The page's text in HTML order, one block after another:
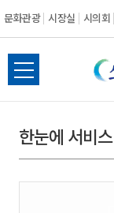
문화관광 시장실 시의회
전
체
뉴
열
한눈에 서비스